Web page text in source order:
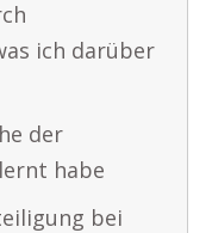
ich darüber
der
habe
bei